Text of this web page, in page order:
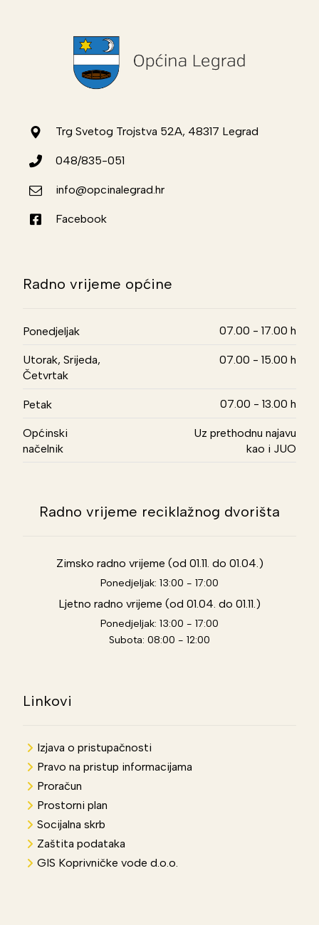
Trg Svetog Trojstva 52A, 48317 Legrad
048/835-051
info@opcinalegrad.hr
Facebook
Radno vrijeme općine
Ponedjeljak 07.00 - 17.00 h
Utorak, Srijeda,
Četvrtak
07.00 - 15.00 h
Petak 07.00 - 13.00 h
Općinski
načelnik
Uz prethodnu najavu
kao i JUO
Radno vrijeme reciklažnog dvorišta
Zimsko radno vrijeme (od 01.11. do 01.04.)
Ponedjeljak: 13:00 - 17:00
Ljetno radno vrijeme (od 01.04. do 01.11.)
Ponedjeljak: 13:00 - 17:00
Subota: 08:00 - 12:00
Linkovi
Izjava o pristupačnosti
Pravo na pristup informacijama
Proračun
Prostorni plan
Socijalna skrb
Zaštita podataka
GIS Koprivničke vode d.o.o.